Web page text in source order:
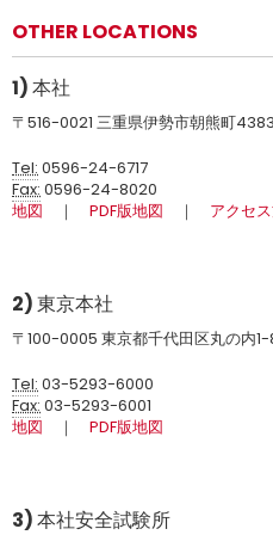
OTHER LOCATIONS
1) 本社
〒516-0021 三重県伊勢市朝熊町
Tel:0596-24-6717
Fax:0596-24-8020
地図 ｜ PDF版地図 ｜ アクセ
2) 東京本社
〒100-0005 東京都千代田区丸の内
Tel:03-5293-6000
Fax:03-5293-6001
地図 ｜ PDF版地図
3) 本社安全試験所